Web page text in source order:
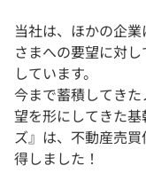
当社は、ほかの企
さまへの要望に対
しています。
今まで蓄積してき
望を形にしてきた
ズ』は、不動産売
得しました！